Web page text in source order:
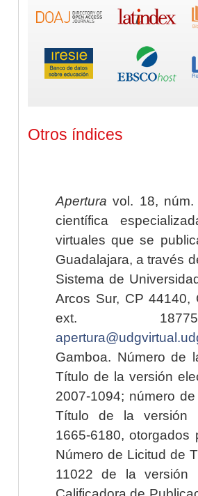
Otros índices
Apertura vol. 18,
científica
virtuales que se
Guadalajara, a través
Sistema de
Arcos Sur, CP 44140,
ext.
Gamboa. Número de
Título de la versión
2007-1094; número
Título de la versión
1665-6180, otorgados
Número de Licitud de
11022 de la versión